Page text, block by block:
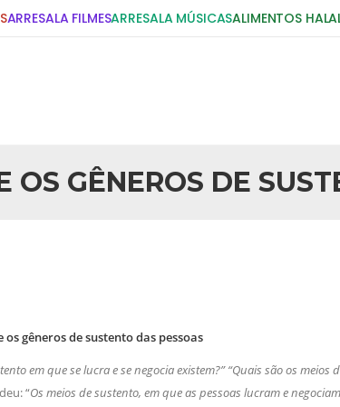
ARRESALA FILMESARRESALA MÚSICASALIMENTOS
OS GÊNEROS DE
25 DE SETEMBRO DE 2010
imagens de
o mundo parece
Em nome de Deus, O
Hejrita. Desejamos a todos os
os gêneros de sustento das pessoas
em que se lucra e se negocia existem?” “Quais são os meios
“Os meios de sustento, em que as pessoas lucram e